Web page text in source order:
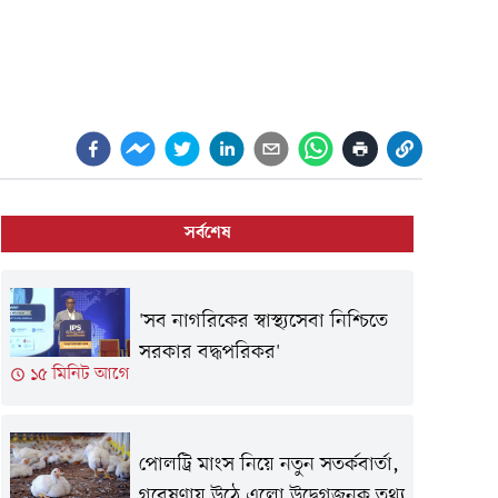
সর্বশেষ
১৫ মিনিট আগে
'সব নাগরিকের স্বাস্থ্যসেবা নিশ্চিতে
সরকার বদ্ধপরিকর'
পোলট্রি মাংস নিয়ে নতুন সতর্কবার্তা,